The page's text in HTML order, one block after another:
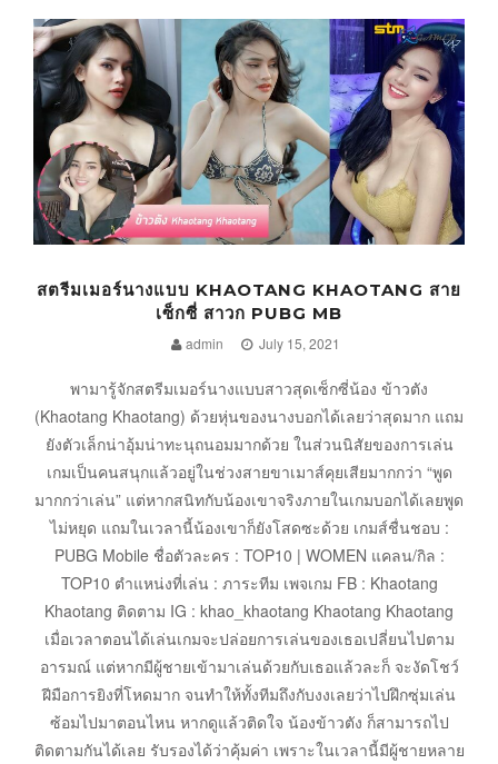
สตรีมเมอร์นางแบบ KHAOTANG KHAOTANG สาย
เซ็กซี่ สาวก PUBG MB
admin July 15, 2021
พามารู้จักสตรีมเมอร์นางแบบสาวสุดเซ็กซี่น้อง ข้าวตัง
(Khaotang Khaotang) ด้วยหุ่นของนางบอกได้เลยว่าสุดมาก แถม
ยังตัวเล็กน่าอุ้มน่าทะนุถนอมมากด้วย ในส่วนนิสัยของการเล่น
เกมเป็นคนสนุกแล้วอยู่ในช่วงสายขาเมาส์คุยเสียมากกว่า “พูด
มากกว่าเล่น” แต่หากสนิทกับน้องเขาจริงภายในเกมบอกได้เลยพูด
ไม่หยุด แถมในเวลานี้น้องเขาก็ยังโสดซะด้วย เกมส์ชื่นชอบ :
PUBG Mobile ชื่อตัวละคร : TOP10 | WOMEN แคลน/กิล :
TOP10 ตำแหน่งที่เล่น : ภาระทีม เพจเกม FB : Khaotang
Khaotang ติดตาม IG : khao_khaotang Khaotang Khaotang
เมื่อเวลาตอนได้เล่นเกมจะปล่อยการเล่นของเธอเปลี่ยนไปตาม
อารมณ์ แต่หากมีผู้ชายเข้ามาเล่นด้วยกับเธอแล้วละก็ จะงัดโชว์
ฝีมือการยิงที่โหดมาก จนทำให้ทั้งทีมถึงกับงงเลยว่าไปฝึกซุ่มเล่น
ซ้อมไปมาตอนไหน หากดูแล้วติดใจ น้องข้าวตัง ก็สามารถไป
ติดตามกันได้เลย รับรองได้ว่าคุ้มค่า เพราะในเวลานี้มีผู้ชายหลาย